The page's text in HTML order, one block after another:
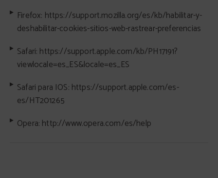
Firefox: https://support.mozilla.org/es/kb/habilitar-y-
deshabilitar-cookies-sitios-web-rastrear-preferencias
Safari: https://support.apple.com/kb/PH17191?
viewlocale=es_ES&locale=es_ES
Safari para IOS: https://support.apple.com/es-
es/HT201265
Opera: http://www.opera.com/es/help